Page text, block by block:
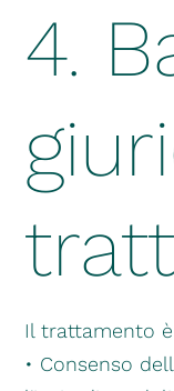
4.
Il trattamento
• Consenso